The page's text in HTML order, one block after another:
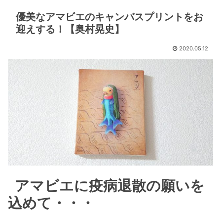
優美なアマビエのキャンバスプリントをお
迎えする！【奥村晃史】
2020.05.12
アマビエに疫病退散の願いを
込めて・・・